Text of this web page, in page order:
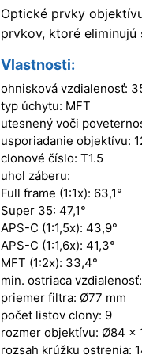
Optické prvky
prvkov, ktoré
Vlastnosti:
ohnisková vzdialenosť:
typ úchytu: MFT
utesnený voči
usporiadanie objektívu:
clonové číslo: T1.5
uhol záberu:
Full frame (1:1x): 63,1°
Super 35: 47,1°
APS-C (1:1,5x): 43,9°
APS-C (1:1,6x): 41,3°
MFT (1:2x): 33,4°
min. ostriaca
priemer filtra: Ø77 mm
počet listov clony: 9
rozmer objektívu: Ø84 x
rozsah krúžku ostrenia: